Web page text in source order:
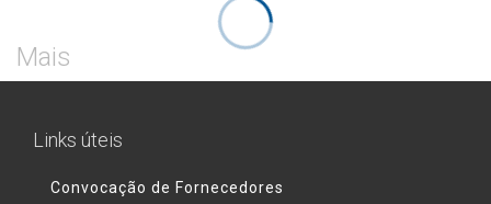
Mais
Links úteis
Convocação de Fornecedores